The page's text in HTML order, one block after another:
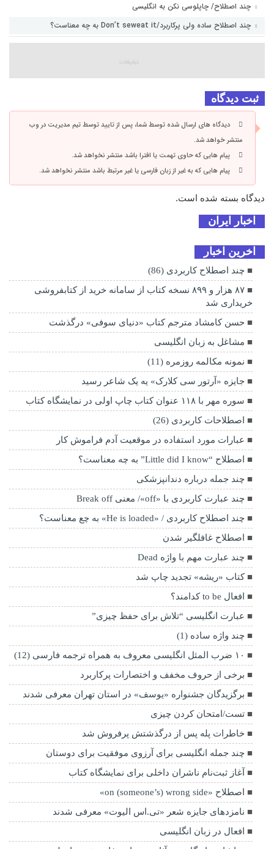
چند اصطلاح/ چاپلوسی نکن به انگلیسی
چند اصطلاح ساده ولی پرکاربرد/Don’t seweat it به چه معناست؟
ثبت دیدگاه
دیدگاه های ارسال شده توسط شما، پس از تایید توسط تیم مدیریت در وب
منتشر خواهد شد.
پیام هایی که حاوی تهمت یا افترا باشد منتشر نخواهد شد.
پیام هایی که به غیر از زبان فارسی یا غیر مرتبط باشد منتشر نخواهد شد.
دیدگاه بسته شده است.
اخبار ایران
اخرین اخبار
چند اصطلاح کاربردی (86)
۸۷ هزار و ۸۹۹ نسخه کتاب از سامانه خرید از کتابفروشی
خریداری شد
حسن کامشاد مترجم کتاب «دنیای سوفی» درگذشت
مشاغل به زبان انگلیسی
نمونه مکالمه روزمره (11)
جایزه «آرتور سی کلارک» یه یک شاعر رسید
سوره مهر با ۱۱۸ عنوان کتاب چاپ اولی در نمایشگاه کتاب
اصطلاحات کاربردی (26)
عبارات مورد استفاده در موقعیت آدم فراموش کار
اصطلاح “Little did I know” به چه معناست؟
چند جمله درباره دندانپزشکی
چند عبارت کاربردی با «off»/ معنی Break off
چند اصطلاح کاربردی / «He is loaded» به چع معناست؟
اصطلاح غافلگیر شدن
چند عبارت مهم با واژه Dead
کتاب «ریشه» تجدید چاپ شد
افعال to be کدامند؟
عبارت انگلیسی “تلاش برای حفظ چیزی”
چند واژه ساده (1)
۱۰ ضرب المثل انگلیسی معروف به همراه ترجمه فارسی (12)
برخی از حروف مخفف و اختصارات پرکاربرد
برگزیدگان جشنواره «یوسف» در استان تهران معرفی شدند
تست/امتحان کردن چیزی
خاطرات پله پس از درگذشتش پرفروش‌ شد
چند جمله انگلیسی برای آرزوی موفقیت برای دوستان
آغاز ثبت‌نام ناشران داخلی برای نمایشگاه کتاب
اصطلاح «on (someone’s) wrong side»
نامزدهای جایزه شعر «تی.اس الیوت» معرفی شدند
افعال در زبان انگلیسی